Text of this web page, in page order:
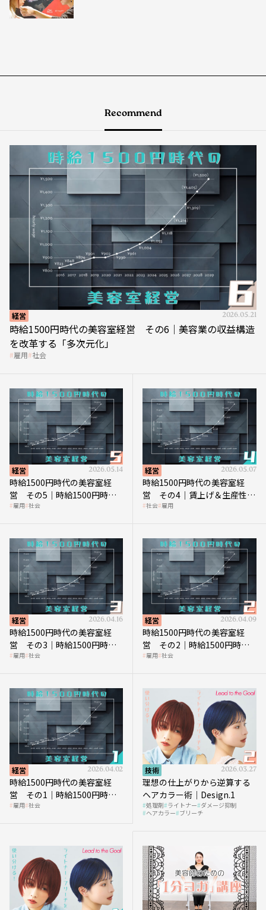
Recommend
経営 2026.05.21
時給1500円時代の美容室経営 その6｜美容業の収益構造
を改革する「多次元化」
雇用 社会
経営 2026.05.14
時給1500円時代の美容室経
営 その5｜時給1500円時代
の到来は美容業の収益構造を
雇用 社会
経営 2026.05.07
時給1500円時代の美容室経
営 その4｜賃上げ＆生産性向
上につなげる賢い助成金活用
社会 雇用
経営 2026.04.16
時給1500円時代の美容室経
営 その3｜時給1500円時
代、美容業はどのような影響
雇用 社会
経営 2026.04.09
時給1500円時代の美容室経
営 その2｜時給1500円時代
に支払う給与はいくらなのか
雇用 社会
経営 2026.04.02
時給1500円時代の美容室経
営 その1｜時給1500円時代
へ向かう社会的背景
雇用 社会
技術 2026.03.27
理想の仕上がりから逆算する
ヘアカラー術｜Design.1
処理剤 ライトナー ダメージ抑制
ヘアカラー ブリーチ